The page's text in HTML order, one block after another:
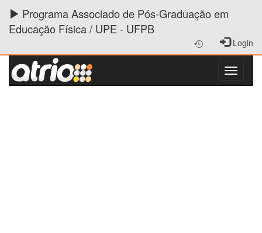
Programa Associado de Pós-Graduação em
Educação Física / UPE - UFPB
Login